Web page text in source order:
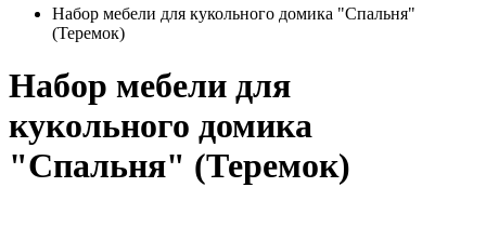
Набор мебели для кукольного домика "Спальня"
(Теремок)
Набор мебели для
кукольного домика
"Спальня" (Теремок)